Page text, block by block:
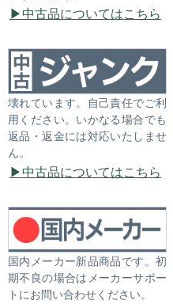
中古品についてはこちら
壊れています。自己責任でご利
用ください。いかなる場合でも
返品・返金には対応いたしませ
ん。
中古品についてはこちら
国内メーカー新品商品です。初
期不良の場合はメーカーサポー
トにお問い合わせください。